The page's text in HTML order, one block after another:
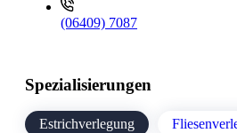
(06409) 7087
Spezialisierungen
Estrichverlegung